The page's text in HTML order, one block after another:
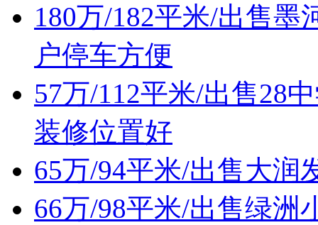
180万/182平米/出售
户停车方便
57万/112平米/出售28
装修位置好
65万/94平米/出售大润
66万/98平米/出售绿洲